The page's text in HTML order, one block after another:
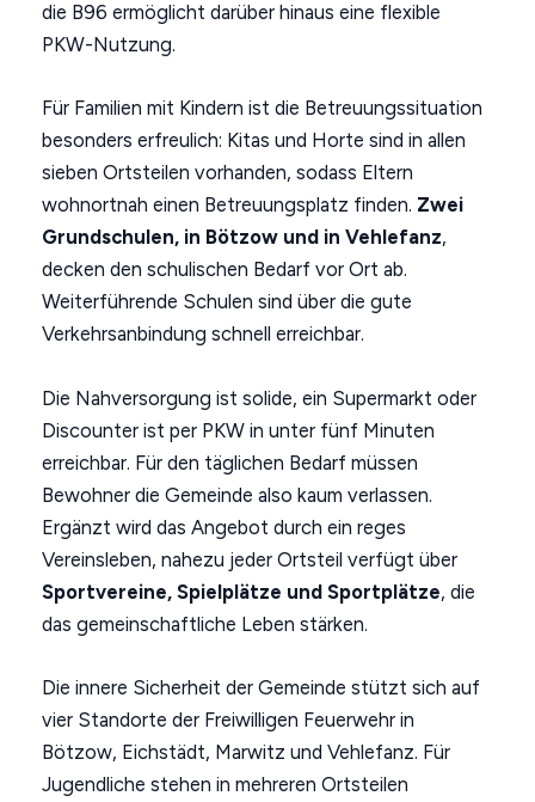
die B96 ermöglicht darüber hinaus eine flexible
PKW-Nutzung.
Für Familien mit Kindern ist die Betreuungssituation
besonders erfreulich: Kitas und Horte sind in allen
sieben Ortsteilen vorhanden, sodass Eltern
wohnortnah einen Betreuungsplatz finden. Zwei
Grundschulen, in Bötzow und in Vehlefanz,
decken den schulischen Bedarf vor Ort ab.
Weiterführende Schulen sind über die gute
Verkehrsanbindung schnell erreichbar.
Die Nahversorgung ist solide, ein Supermarkt oder
Discounter ist per PKW in unter fünf Minuten
erreichbar. Für den täglichen Bedarf müssen
Bewohner die Gemeinde also kaum verlassen.
Ergänzt wird das Angebot durch ein reges
Vereinsleben, nahezu jeder Ortsteil verfügt über
Sportvereine, Spielplätze und Sportplätze, die
das gemeinschaftliche Leben stärken.
Die innere Sicherheit der Gemeinde stützt sich auf
vier Standorte der Freiwilligen Feuerwehr in
Bötzow, Eichstädt, Marwitz und Vehlefanz. Für
Jugendliche stehen in mehreren Ortsteilen